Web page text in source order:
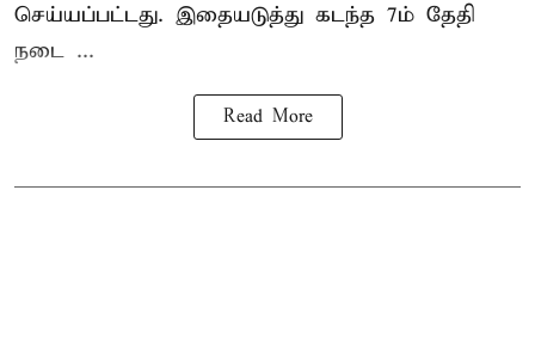
செய்யப்பட்டது. இதையடுத்து கடந்த 7ம் தேதி
நடை ...
Read More